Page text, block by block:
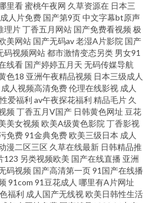
午夜影院污 97视频色色 国产91色 狼友视
人a片 操逼日本美女 九一免费网站 日本
天堂东京热 国内精品视频97 欧美三区视
日韩无 三级在线 白虎美洞内射 亚洲另类
免费拳交群交 五月丁香五月婷姐 91视
洲成人另类 超碰人人擦 激情AV
里看蜜桃午夜网 久草资源在 日本三
成人片免费 国产第9页中文字幕bt原声
理片丁香五月网站 国产免费看视频 极
美网站 国产无码av老湿A片影院 国产
码视频网站都市激情变态另类 男女91
线看 国产婷婷五月天 无码传媒导航
色18 亚洲午夜精品视频 日本三级成人
成人视频高清免费伦理在线影视 成人
爱福利 av午夜探花福利 精品毛片 久
频 丁香五月V国产 日韩黄色网址 豆花
美女视频 欧美A级黄色影院 丁香影视
免费91金典免费欧美三级日本 成人
漫二区三区 久草在线最新 日韩精品推
123 另类视频欧美 国产在线直播 亚洲
码视频 国产高清第一页91国产在线播
91com 91豆花成人 哪里有A片网址
福利 成人国产无线视欧美日韩性生活